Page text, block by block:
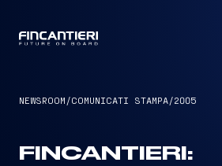
NEWSROOM /COMUNICATI STAMPA/2005
FINCANTIERI: